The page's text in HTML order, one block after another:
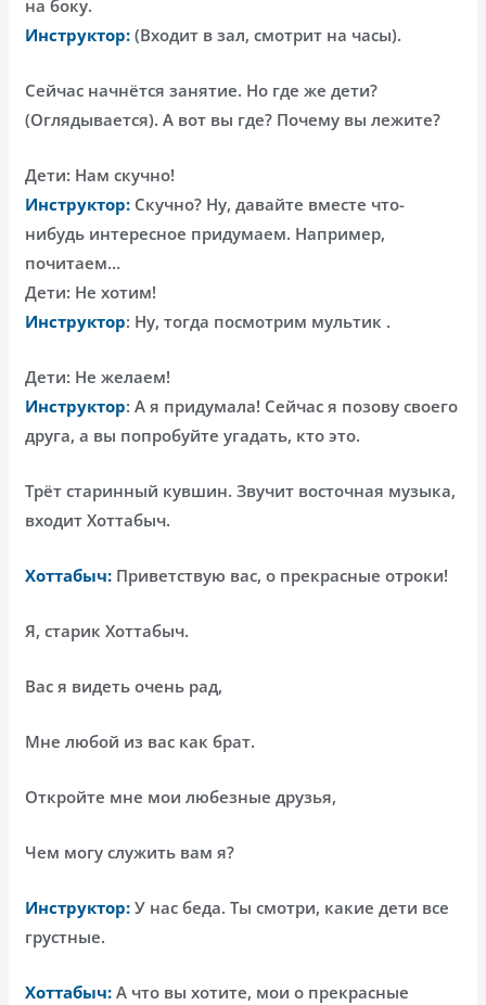
на боку.
Инструктор: (Входит в зал, смотрит на часы).
Сейчас начнётся занятие. Но где же дети?
(Оглядывается). А вот вы где? Почему вы лежите?
Дети: Нам скучно!
Инструктор: Скучно? Ну, давайте вместе что-
нибудь интересное придумаем. Например,
почитаем…
Дети: Не хотим!
Инструктор: Ну, тогда посмотрим мультик .
Дети: Не желаем!
Инструктор: А я придумала! Сейчас я позову своего
друга, а вы попробуйте угадать, кто это.
Трёт старинный кувшин. Звучит восточная музыка,
входит Хоттабыч.
Хоттабыч: Приветствую вас, о прекрасные отроки!
Я, старик Хоттабыч.
Вас я видеть очень рад,
Мне любой из вас как брат.
Откройте мне мои любезные друзья,
Чем могу служить вам я?
Инструктор: У нас беда. Ты смотри, какие дети все
грустные.
Хоттабыч: А что вы хотите, мои о прекрасные